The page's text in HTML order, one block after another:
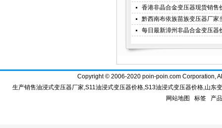
香港非晶合金变压器现货销售
黔西南布依族苗族变压器厂家
每日最新漳州非晶合金变压器
Copyright © 2006-2020 poin-poin.com Corporation,
生产销售油浸式变压器厂家,S11油浸式变压器价格,S13油浸式变压器价格,山东
网站地图
标签 产